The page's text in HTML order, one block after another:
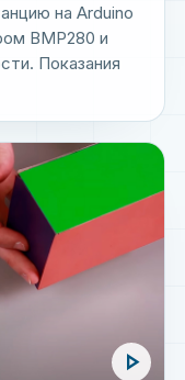
на Arduino
BMP280 и
Показания
play_arrow